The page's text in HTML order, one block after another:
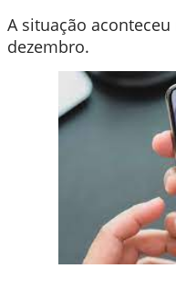
A situação
dezembro.